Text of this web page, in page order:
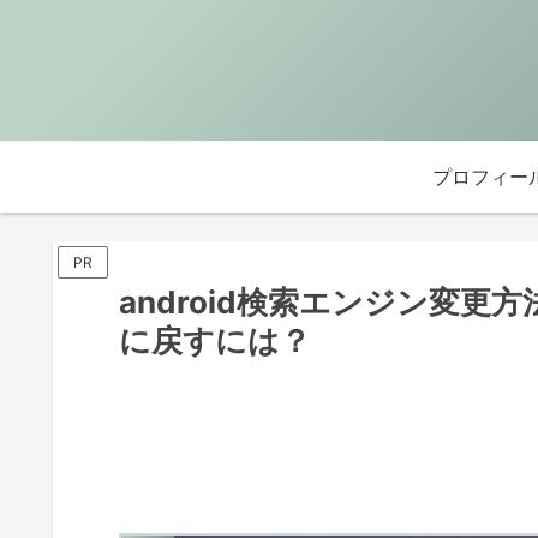
プロフィー
PR
android検索エンジン変更
に戻すには？